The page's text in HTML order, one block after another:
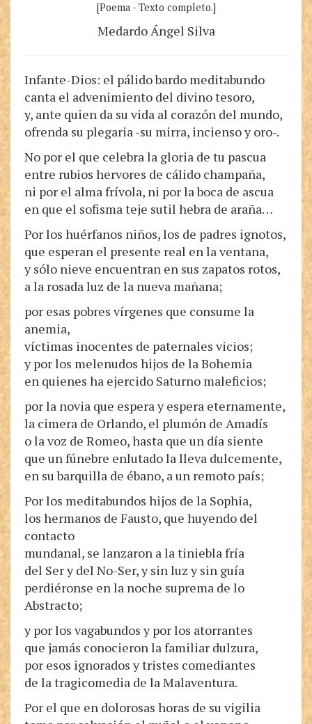
[Poema - Texto completo.]
Medardo Ángel Silva
Infante-Dios: el pálido bardo meditabundo
canta el advenimiento del divino tesoro,
y, ante quien da su vida al corazón del mundo,
ofrenda su plegaria -su mirra, incienso y oro-.
No por el que celebra la gloria de tu pascua
entre rubios hervores de cálido champaña,
ni por el alma frívola, ni por la boca de ascua
en que el sofisma teje sutil hebra de araña…
Por los huérfanos niños, los de padres ignotos,
que esperan el presente real en la ventana,
y sólo nieve encuentran en sus zapatos rotos,
a la rosada luz de la nueva mañana;
por esas pobres vírgenes que consume la
anemia,
víctimas inocentes de paternales vicios;
y por los melenudos hijos de la Bohemia
en quienes ha ejercido Saturno maleficios;
por la novia que espera y espera eternamente,
la cimera de Orlando, el plumón de Amadís
o la voz de Romeo, hasta que un día siente
que un fúnebre enlutado la lleva dulcemente,
en su barquilla de ébano, a un remoto país;
Por los meditabundos hijos de la Sophia,
los hermanos de Fausto, que huyendo del
contacto
mundanal, se lanzaron a la tiniebla fría
del Ser y del No-Ser, y sin luz y sin guía
perdiéronse en la noche suprema de lo
Abstracto;
y por los vagabundos y por los atorrantes
que jamás conocieron la familiar dulzura,
por esos ignorados y tristes comediantes
de la tragicomedia de la Malaventura.
Por el que en dolorosas horas de su vigilia